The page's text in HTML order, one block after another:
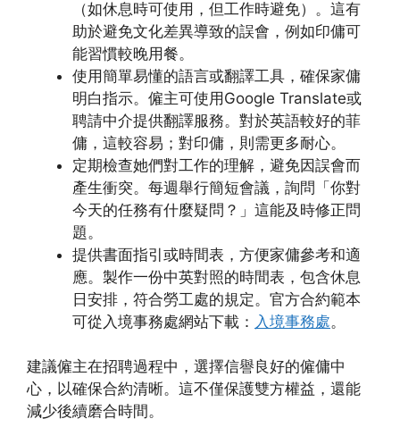
（如休息時可使用，但工作時避免）。這有
助於避免文化差異導致的誤會，例如印傭可
能習慣較晚用餐。
使用簡單易懂的語言或翻譯工具，確保家傭
明白指示。僱主可使用Google Translate或
聘請中介提供翻譯服務。對於英語較好的菲
傭，這較容易；對印傭，則需更多耐心。
定期檢查她們對工作的理解，避免因誤會而
產生衝突。每週舉行簡短會議，詢問「你對
今天的任務有什麼疑問？」這能及時修正問
題。
提供書面指引或時間表，方便家傭參考和適
應。製作一份中英對照的時間表，包含休息
日安排，符合勞工處的規定。官方合約範本
可從入境事務處網站下載： 入境事務處。
建議僱主在招聘過程中，選擇信譽良好的僱傭中
心，以確保合約清晰。這不僅保護雙方權益，還能
減少後續磨合時間。